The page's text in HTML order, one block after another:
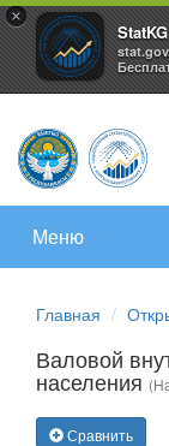
×
StatKG
Меню
Главная
Валовой
населения
Сравнить